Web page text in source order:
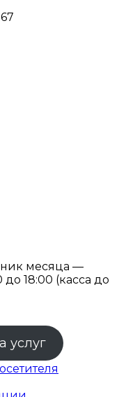
месяца —
18:00 (касса до
услуг